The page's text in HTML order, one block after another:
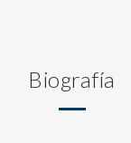
Biografía